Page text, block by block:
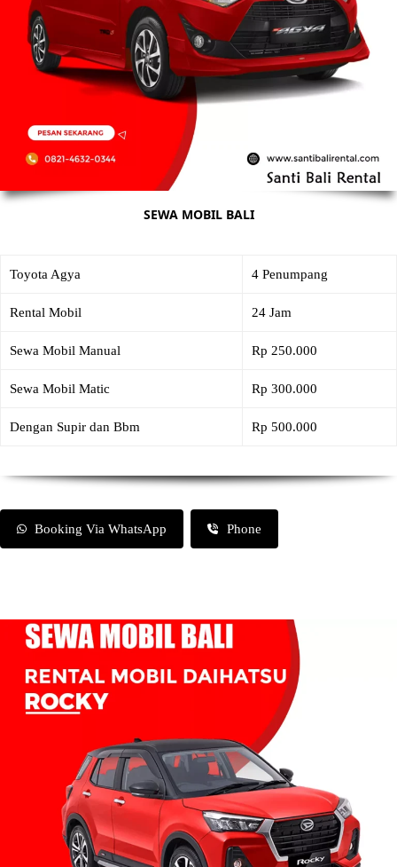
SEWA MOBIL BALI
Toyota Agya 4 Penumpang
Rental Mobil 24 Jam
Sewa Mobil Manual Rp 250.000
Sewa Mobil Matic Rp 300.000
Dengan Supir dan Bbm Rp 500.000
Booking Via WhatsApp Phone